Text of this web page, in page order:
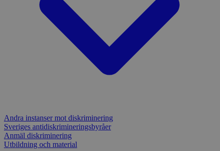
Andra instanser mot diskriminering
Sveriges antidiskrimineringsbyråer
Anmäl diskriminering
Utbildning och material